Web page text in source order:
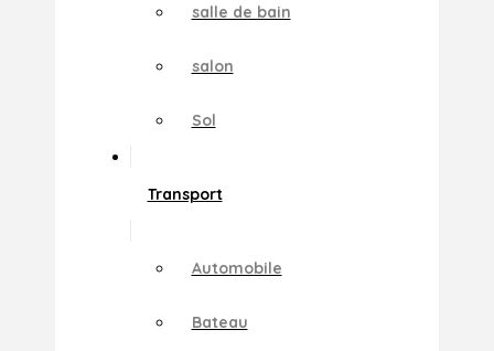
salle de bain
salon
Sol
Transport
Automobile
Bateau